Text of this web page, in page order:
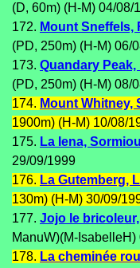
(D, 60m) (H-M) 04/08/
172. Mount Sneffels,
(PD, 250m) (H-M) 06/
173. Quandary
(PD, 250m) (H-M) 08/
174. Mount Whitney,
1900m) (H-M) 10/08/
175. La Iena, Sormiou
29/09/1999
176. La Gutemberg,
130m) (H-M) 30/09/
177. Jojo le
ManuW)(M-IsabelleH)
178. La cheminée